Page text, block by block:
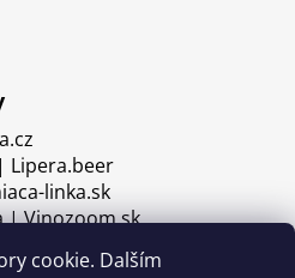
cookie. Dalším
Lipera.beer
linka.sk
| Vinozoom.sk